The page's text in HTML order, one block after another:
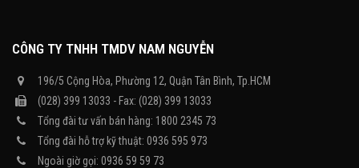
CÔNG TY TNHH TMDV NAM NGUYỄN
196/5 Cộng Hòa, Phường 12, Quận Tân Bình, Tp.HCM
(028) 399 13033 - Fax: (028) 399 13033
Tổng đài tư vấn bán hàng: 1800 2345 73
Tổng đài hỗ trợ kỹ thuật: 0936 595 973
Ngoài giờ gọi: 0936 59 59 73